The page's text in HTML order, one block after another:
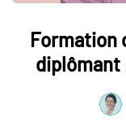
Formation
diplômant